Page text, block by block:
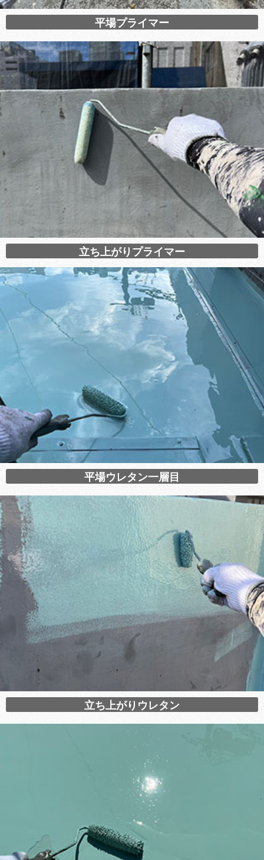
平場プライマー
立ち上がりプライマー
平場ウレタン一層目
立ち上がりウレタン